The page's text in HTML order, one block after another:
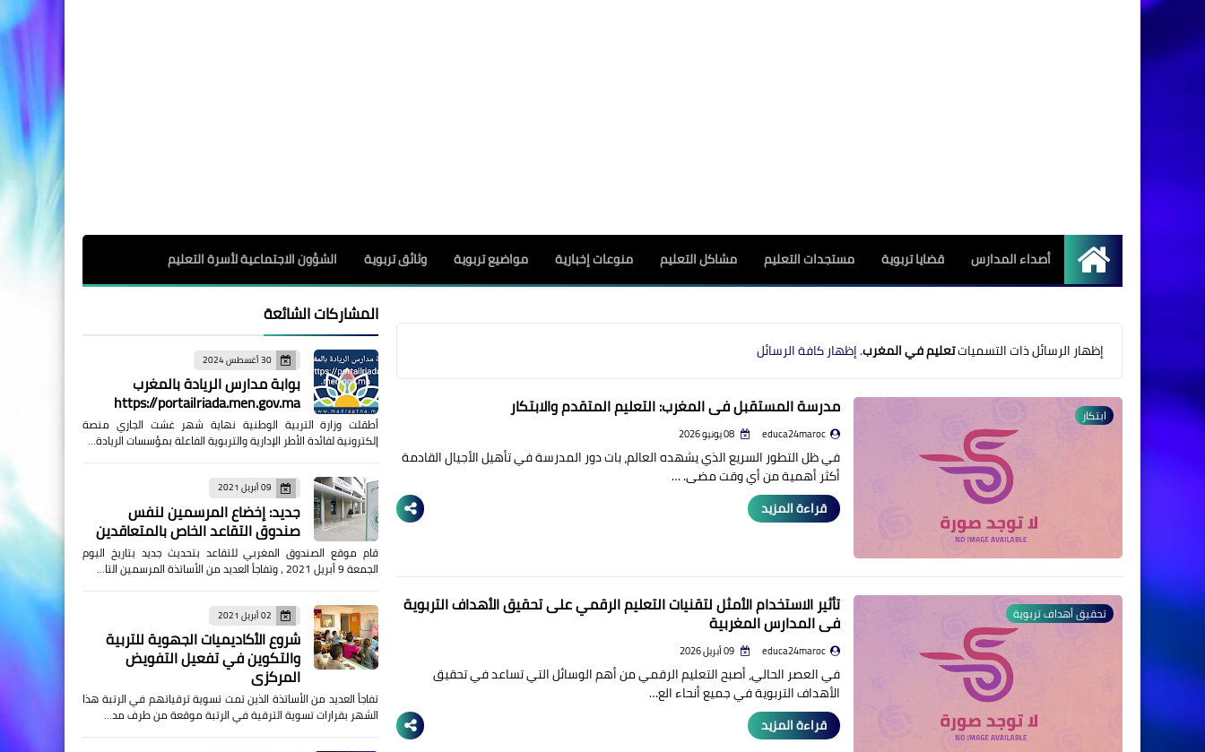
الرئيسية
أصداء المدارس قضايا تربوية مستجدات التعليم مشاكل التعليم منوعات إخبارية مواضيع تربوية وثائق تربوية الشؤون الاجتماعية لأسرة التعليم
‏إظهار الرسائل ذات التسمياتتعليم في المغرب.إظهار كافة الرسائل
ابتكار مدرسة المستقبل في المغرب: التعليم المتقدم والابتكار
educa24maroc
في ظل التطور السريع الذي يشهده العالم، بات دور المدرسة في تأهيل الأجيال القادمة
أكثر أهمية من أي وقت مضى. …
قراءة المزيد
تحقيق أهداف تربوية تأثير الاستخدام الأمثل لتقنيات التعليم الرقمي على تحقيق الأهداف التربوية
في المدارس المغربية
educa24maroc
في العصر الحالي، أصبح التعليم الرقمي من أهم الوسائل التي تساعد في تحقيق
الأهداف التربوية في جميع أنحاء الع…
قراءة المزيد
المشاركات الشائعة
30 أغسطس 2024
بوابة مدارس الريادة بالمغرب
https://portailriada.men.gov.ma
أطقلت وزارة التربية الوطنية نهاية شهر غشت الجاري منصة
إلكترونية لفائدة الأطر الإدارية والتربوية الفاعلة بمؤسسات الريادة…
09 أبريل 2021
جديد: إخضاع المرسمين لنفس
صندوق التقاعد الخاص بالمتعاقدين
قام موقع الصندوق المغربي للتقاعد بتحديث جديد بتاريخ اليوم
الجمعة 9 أبريل 2021 ، وتفاجأ العديد من الأساتذة المرسمين التا…
02 أبريل 2021
شروع الأكاديميات الجهوية للتربية
والتكوين في تفعيل التفويض
المركزي
تفاجأ العديد من الأساتذة الذين تمت تسوية ترقياتهم في الرتبة هذا
الشهر بقرارات تسوية الترقية في الرتبة موقعة من طرف مد…